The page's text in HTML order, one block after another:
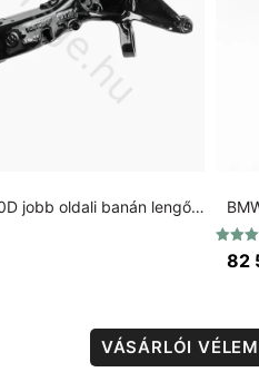
BMW E46 330i-330D jobb oldali banán lengőkar 85mm nagy csapágyas
82
VÁSÁRLÓI